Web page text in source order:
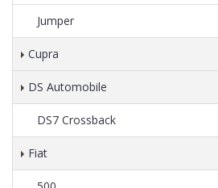
Jumper
Cupra
DS Automobile
DS7 Crossback
Fiat